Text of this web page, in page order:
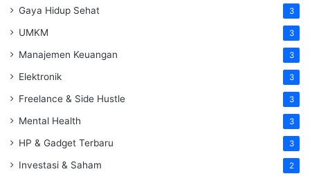
Gaya Hidup Sehat 3
UMKM 3
Manajemen Keuangan 3
Elektronik 3
Freelance & Side Hustle 3
Mental Health 3
HP & Gadget Terbaru 3
Investasi & Saham 2